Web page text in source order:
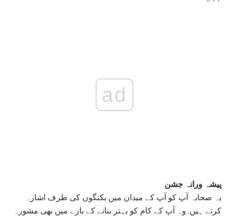
ad
پیشہ ورانہ جشن
یہ صحابہ آپ کو آپ کے میدان میں بکنگوں کی طرف اشارہ
کرتے ہیں. وہ آپ کے کام کو بہتر بنانے کے بارے میں بھی مشورہ